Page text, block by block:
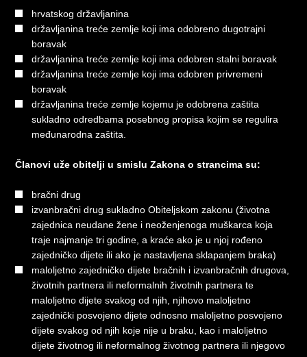
hrvatskog državljanina
državljanina treće zemlje koji ima odobreno dugotrajni
boravak
državljanina treće zemlje koji ima odobren stalni boravak
državljanina treće zemlje koji ima odobren privremeni
boravak
državljanina treće zemlje kojemu je odobrena zaštita
sukladno odredbama posebnog propisa kojim se regulira
međunarodna zaštita.
Članovi uže obitelji u smislu Zakona o strancima su:
bračni drug
izvanbračni drug sukladno Obiteljskom zakonu (životna
zajednica neudane žene i neoženjenoga muškarca koja
traje najmanje tri godine, a kraće ako je u njoj rođeno
zajedničko dijete ili ako je nastavljena sklapanjem braka)
maloljetno zajedničko dijete bračnih i izvanbračnih drugova,
životnih partnera ili neformalnih životnih partnera te
maloljetno dijete svakog od njih, njihovo maloljetno
zajednički posvojeno dijete odnosno maloljetno posvojeno
dijete svakog od njih koje nije u braku, kao i maloljetno
dijete životnog ili neformalnog životnog partnera ili njegovo